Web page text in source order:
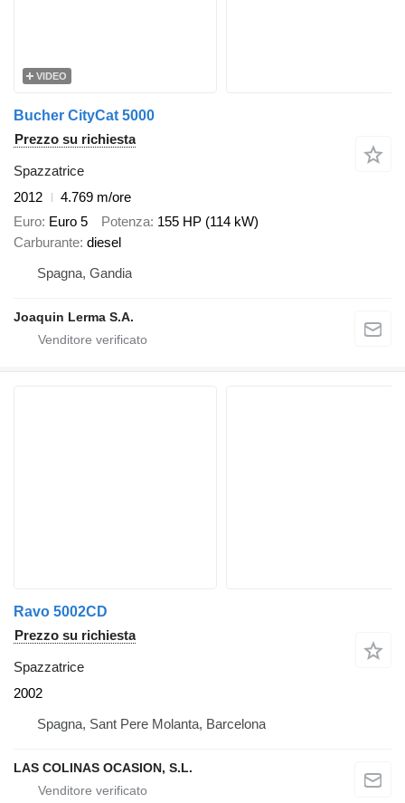
VIDEO
Bucher CityCat 5000
Prezzo su richiesta
Spazzatrice
2012
4.769 m/ore
Euro Euro 5 Potenza 155 HP (114 kW)
Carburante diesel
Spagna, Gandia
Joaquin Lerma S.A.
Ravo 5002CD
Prezzo su richiesta
Spazzatrice
2002
Spagna, Sant Pere Molanta, Barcelona
LAS COLINAS OCASION, S.L.